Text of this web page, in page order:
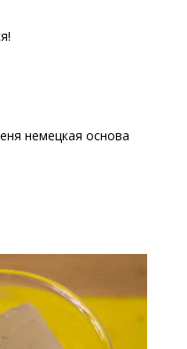
немецкая основа